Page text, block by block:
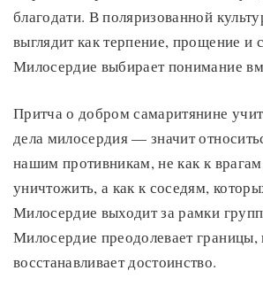
благодати. В поляризованной
выглядит как терпение, прощение и
Милосердие выбирает понимание
Притча о добром самаритянине
дела милосердия — значит
нашим противникам, не как к
уничтожить, а как к соседям,
Милосердие выходит за рамки
Милосердие преодолевает границы,
восстанавливает достоинство.